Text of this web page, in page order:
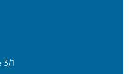
3/1